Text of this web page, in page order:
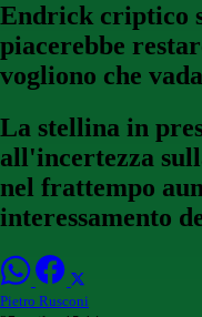
Endrick criptico
piacerebbe
vogliono che
La stellina in
all'incertezza
nel frattempo
interessamento
Pietro Rusconi